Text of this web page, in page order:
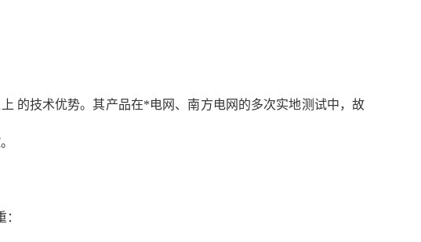
的技术优势。其产品在*电网、南方电网的多次实地测试中，故